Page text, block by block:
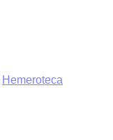
Hemeroteca